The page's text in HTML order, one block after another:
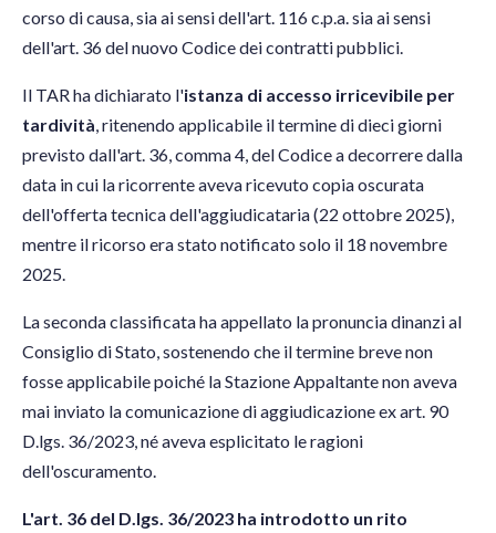
corso di causa, sia ai sensi dell'art. 116 c.p.a. sia ai sensi
dell'art. 36 del nuovo Codice dei contratti pubblici.
Il TAR ha dichiarato l'istanza di accesso irricevibile per
tardività, ritenendo applicabile il termine di dieci giorni
previsto dall'art. 36, comma 4, del Codice a decorrere dalla
data in cui la ricorrente aveva ricevuto copia oscurata
dell'offerta tecnica dell'aggiudicataria (22 ottobre 2025),
mentre il ricorso era stato notificato solo il 18 novembre
2025.
La seconda classificata ha appellato la pronuncia dinanzi al
Consiglio di Stato, sostenendo che il termine breve non
fosse applicabile poiché la Stazione Appaltante non aveva
mai inviato la comunicazione di aggiudicazione ex art. 90
D.lgs. 36/2023, né aveva esplicitato le ragioni
dell'oscuramento.
L'art. 36 del D.lgs. 36/2023 ha introdotto un rito